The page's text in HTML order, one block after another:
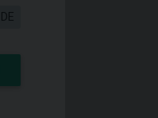
DE